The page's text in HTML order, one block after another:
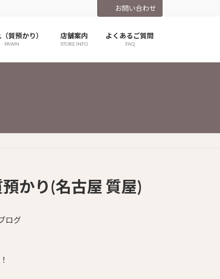
お問い合わせ
質預かり）
PAWN
店舗案内
STORE INFO
よくあるご質問
FAQ
かり(名古屋 質屋)
ログ